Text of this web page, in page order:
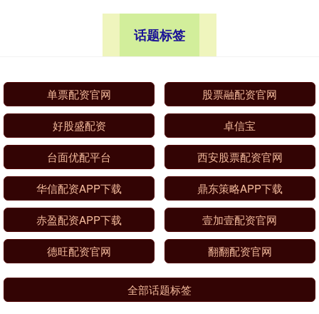
话题标签
单票配资官网 股票融配资官网
好股盛配资 卓信宝
台面优配平台 西安股票配资官网
华信配资APP下载 鼎东策略APP下载
赤盈配资APP下载 壹加壹配资官网
德旺配资官网 翻翻配资官网
全部话题标签